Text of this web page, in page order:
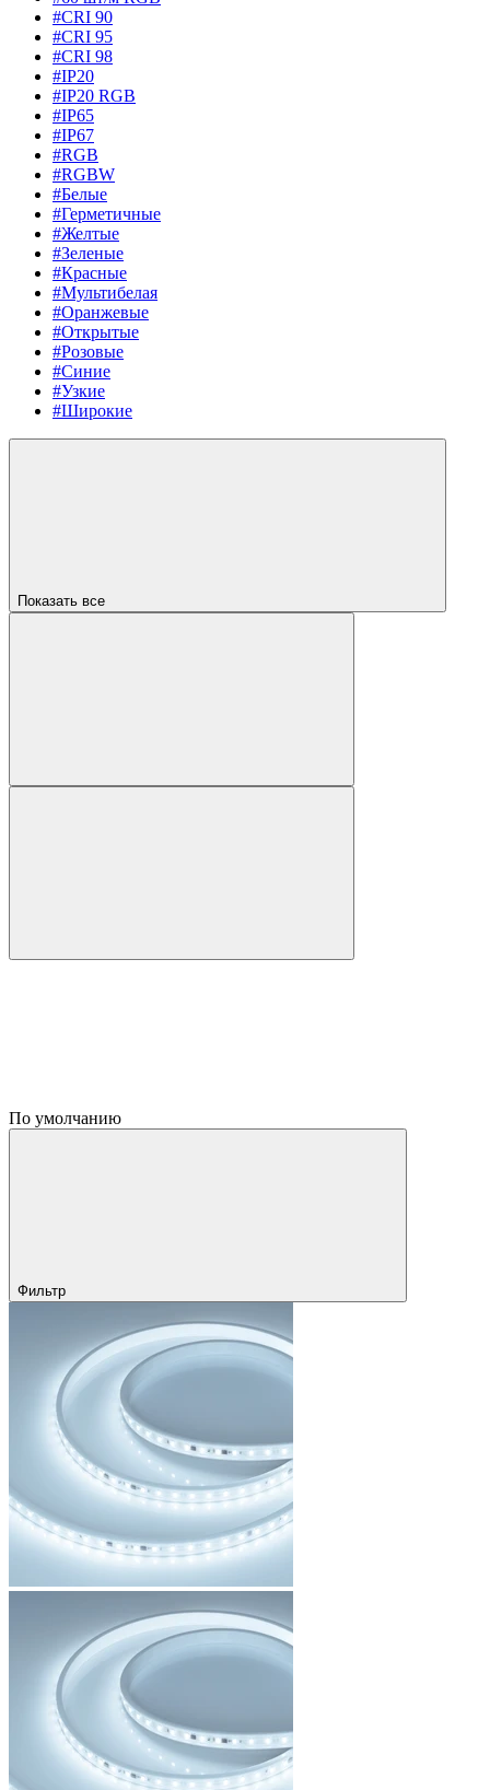
#CRI 90
#CRI 95
#CRI 98
#IP20
#IP20 RGB
#IP65
#IP67
#RGB
#RGBW
#Белые
#Герметичные
#Желтые
#Зеленые
#Красные
#Мультибелая
#Оранжевые
#Открытые
#Розовые
#Синие
#Узкие
#Широкие
Показать все
По умолчанию
Фильтр